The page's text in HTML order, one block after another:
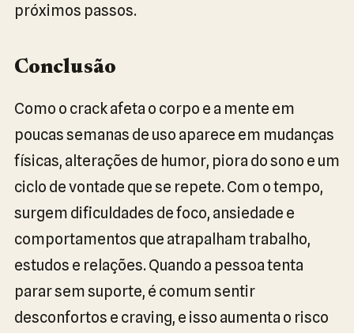
próximos passos.
Conclusão
Como o crack afeta o corpo e a mente em
poucas semanas de uso aparece em mudanças
físicas, alterações de humor, piora do sono e um
ciclo de vontade que se repete. Com o tempo,
surgem dificuldades de foco, ansiedade e
comportamentos que atrapalham trabalho,
estudos e relações. Quando a pessoa tenta
parar sem suporte, é comum sentir
desconfortos e craving, e isso aumenta o risco